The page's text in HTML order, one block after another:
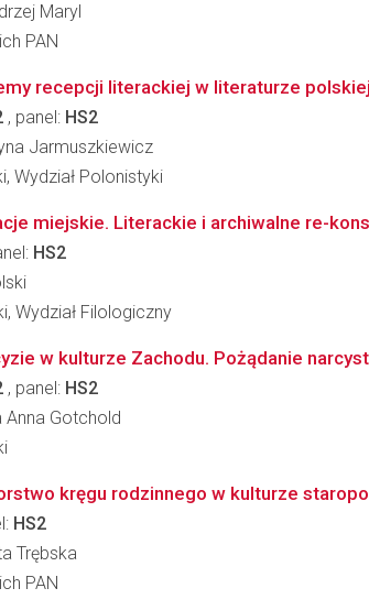
Maryl
PAN
recepcji literackiej w literaturze
, panel: HS2
Jarmuszkiewicz
Wydział Polonistyki
miejskie. Literackie i archiwalne re-
HS2
Wydział Filologiczny
w kulturze Zachodu. Pożądanie
, panel: HS2
Anna Gotchold
kręgu rodzinnego w kulturze
HS2
Trębska
PAN